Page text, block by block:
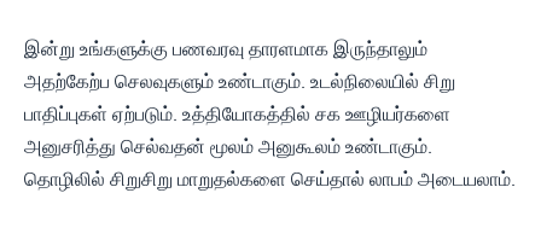
இன்று உங்களுக்கு பணவரவு தாரளமாக இருந்தாலும்
அதற்கேற்ப செலவுகளும் உண்டாகும். உடல்நிலையில் சிறு
பாதிப்புகள் ஏற்படும். உத்தியோகத்தில் சக ஊழியர்களை
அனுசரித்து செல்வதன் மூலம் அனுகூலம் உண்டாகும்.
தொழிலில் சிறுசிறு மாறுதல்களை செய்தால் லாபம் அடையலாம்.